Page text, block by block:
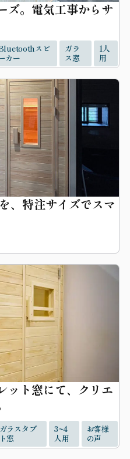
ズ。電気工事からサ
スピ
カー
ガラ
ス窓
1人
用
、特注サイズでスマ
ット窓にて、クリエ
ラスタブ
窓
3~4
人用
お客様
の声